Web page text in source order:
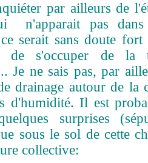
par ailleurs de
n'apparait pas dans
serait sans doute fort
de s'occuper de
Je ne sais pas, par
drainage autour de la
d'humidité. Il est
surprises
sous le sol de cette
collective: